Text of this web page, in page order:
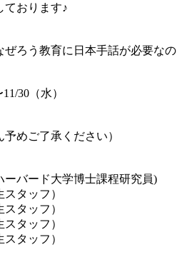
ております♪
ぜろう教育に日本手話が必要なの
30（水）
予めご了承ください）
バード大学博士課程研究員)
タッフ）
タッフ）
タッフ）
タッフ）